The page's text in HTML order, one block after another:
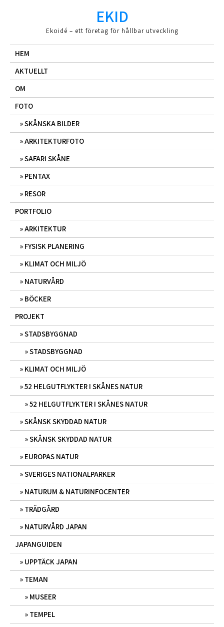
EKID
Ekoidé – ett företag för hållbar utveckling
HEM
AKTUELLT
OM
FOTO
SKÅNSKA BILDER
ARKITEKTURFOTO
SAFARI SKÅNE
PENTAX
RESOR
PORTFOLIO
ARKITEKTUR
FYSISK PLANERING
KLIMAT OCH MILJÖ
NATURVÅRD
BÖCKER
PROJEKT
STADSBYGGNAD
STADSBYGGNAD
KLIMAT OCH MILJÖ
52 HELGUTFLYKTER I SKÅNES NATUR
52 HELGUTFLYKTER I SKÅNES NATUR
SKÅNSK SKYDDAD NATUR
SKÅNSK SKYDDAD NATUR
EUROPAS NATUR
SVERIGES NATIONALPARKER
NATURUM & NATURINFOCENTER
TRÄDGÅRD
NATURVÅRD JAPAN
JAPANGUIDEN
UPPTÄCK JAPAN
TEMAN
MUSEER
TEMPEL